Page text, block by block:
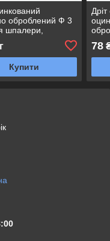
оброблений Ф 3
шпалери,
Купити
78